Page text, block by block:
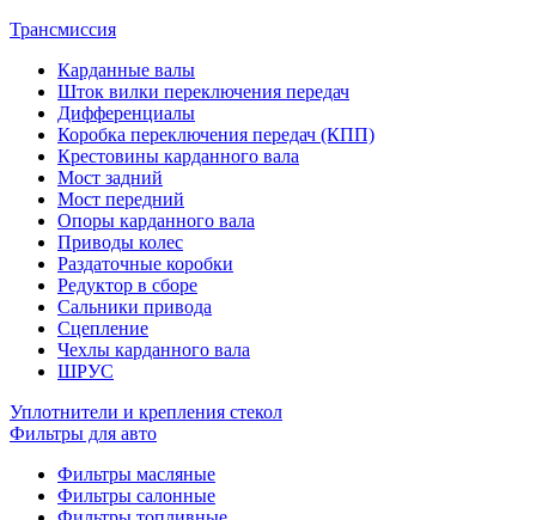
Трансмиссия
Карданные валы
Шток вилки переключения передач
Дифференциалы
Коробка переключения передач (КПП)
Крестовины карданного вала
Мост задний
Мост передний
Опоры карданного вала
Приводы колес
Раздаточные коробки
Редуктор в сборе
Сальники привода
Сцепление
Чехлы карданного вала
ШРУС
Уплотнители и крепления стекол
Фильтры для авто
Фильтры масляные
Фильтры салонные